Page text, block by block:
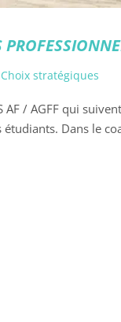
Choix stratégiques
AF / AGFF qui
Dans le